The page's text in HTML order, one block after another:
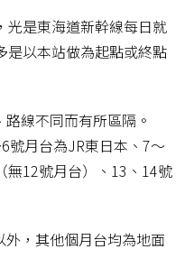
光是東海道新幹線每日就
是以本站做為起點或終點
線不同而有所區隔。
號月台為JR東日本、7～
無12號月台）、13、14號
，其他個月台均為地面